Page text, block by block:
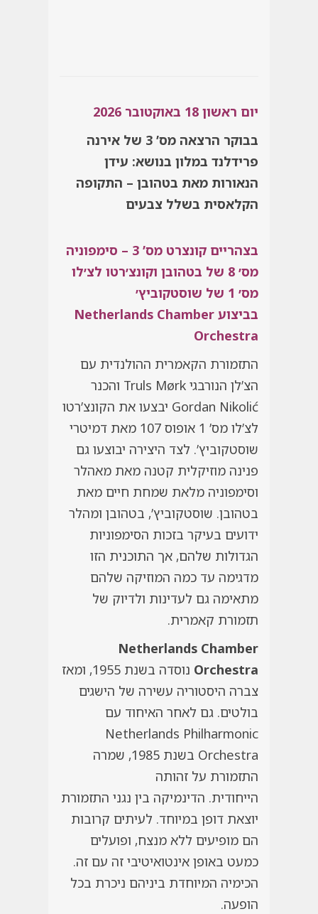
יום ראשון 18 באוקטובר 2026
בבוקר הרצאה מס’ 3 של אירנה
פרידלנד במלון בנושא: עידן
הנאורות מאת בטהובן – התקופה
הקלאסית בשלל צבעים
בצהריים קונצרט מס’ 3 – סימפוניה
מס׳ 8 של בטהובן וקונצ׳רטו לצ׳לו
מס׳ 1 של שוסטקוביץ׳
בביצוע Netherlands Chamber
Orchestra
התזמורת הקאמרית ההולנדית עם
הצ’לן הנורבגי Truls Mørk והכנר
Gordan Nikolić יבצעו את הקונצ’רטו
לצ’לו מס’ 1 אופוס 107 מאת דמיטרי
שוסטקוביץ’. לצד היצירה יבוצעו גם
פנינה מוזיקלית קטנה מאת מאהלר
וסימפוניה מלאת שמחת חיים מאת
בטהובן. שוסטקוביץ’, בטהובן ומהלר
ידועים בעיקר בזכות הסימפוניות
הגדולות שלהם, אך התוכנית הזו
מדגימה עד כמה המוזיקה שלהם
מתאימה גם לעדינות ולדיוק של
תזמורת קאמרית.
Netherlands Chamber
Orchestra
נוסדה בשנת 1955, ומאז
צברה היסטוריה עשירה של הישגים
בולטים. גם לאחר האיחוד עם
Netherlands Philharmonic
Orchestra בשנת 1985, שמרה
התזמורת על זהותה
הייחודית. הדינמיקה בין נגני התזמורת
יוצאת דופן במיוחד. לעיתים קרובות
הם מופיעים ללא מנצח, ופועלים
כמעט באופן אינטואיטיבי זה עם זה.
הכימיה המיוחדת ביניהם ניכרת בכל
הופעה.